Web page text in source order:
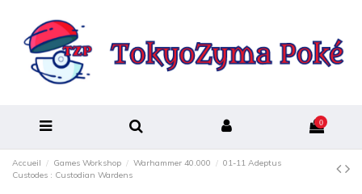
0
Accueil Games Workshop Warhammer 40.000
01-11 Adeptus
Custodes : Custodian Wardens